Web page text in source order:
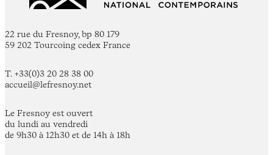
22 rue du Fresnoy, bp 80 179
59 202 Tourcoing cedex France
T. +33(0)3 20 28 38 00
accueil@lefresnoy.net
Le Fresnoy est ouvert
du lundi au vendredi
de 9h30 à 12h30 et de 14h à 18h